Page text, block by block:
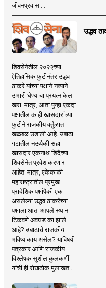
जीवनप्रवास.....
उद्धव
शिवसेनेतील २०२२च्या
ऐतिहासिक फुटीनंतर उद्धव
ठाकरे यांच्या पक्षाने नव्याने
उभारी घेण्याचा प्रयत्न केला
खरा. मात्र, आता पुन्हा एकदा
पक्षातील काही खासदारांच्या
फुटीने राजकीय वर्तुळात
खळबळ उडाली आहे. उबाठा
गटातील नऊपैकी सहा
खासदार एकनाथ शिंदेंच्या
शिवसेनेत प्रवेश करणार
आहेत. मात्र, एकेकाळी
महाराष्ट्रातील प्रमुख
प्रादेशिक पक्षांपैकी एक
असलेल्या उद्धव ठाकरेंच्या
पक्षाला आता आपले स्थान
टिकवणे अवघड का झाले
आहे? उबाठाचे राजकीय
भविष्य काय असेल? याविषयी
पत्रकार आणि राजकीय
विश्लेषक सुशील कुलकर्णी
यांची ही रोखठोक मुलाखत..